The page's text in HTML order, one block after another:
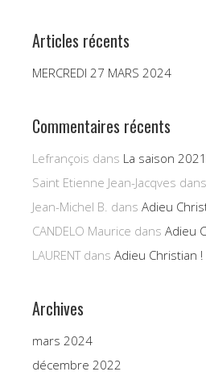
Articles récents
MERCREDI 27 MARS 2024
Commentaires récents
Lefrançois dans La saison
Saint Etienne Jean-Jacqves dans
Jean-Michel B. dans Adieu
CANDELO Maurice dans Adieu
LAURENTdans Adieu Christian !
Archives
mars 2024
décembre 2022